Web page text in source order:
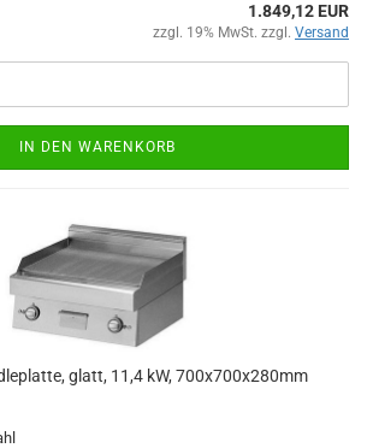
1.849,12 EUR
zzgl. 19% MwSt. zzgl. Versand
IN DEN WARENKORB
glatt, 11,4 kW, 700x700x280mm